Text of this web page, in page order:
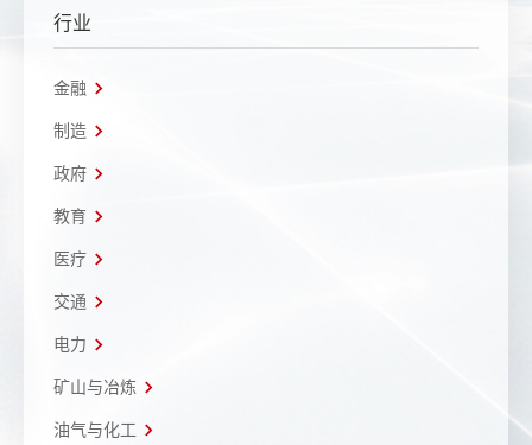
行业
金融
制造
政府
教育
医疗
交通
电力
矿山与冶炼
油气与化工